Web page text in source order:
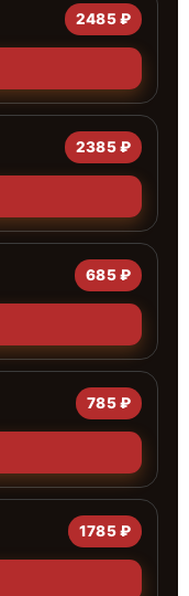
2485 ₽
2385 ₽
685 ₽
785 ₽
1785 ₽